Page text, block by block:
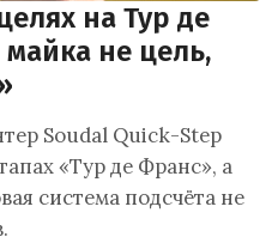
на Тур де
не цель,
Soudal Quick-Step
«Тур де Франс», а
система подсчёта не